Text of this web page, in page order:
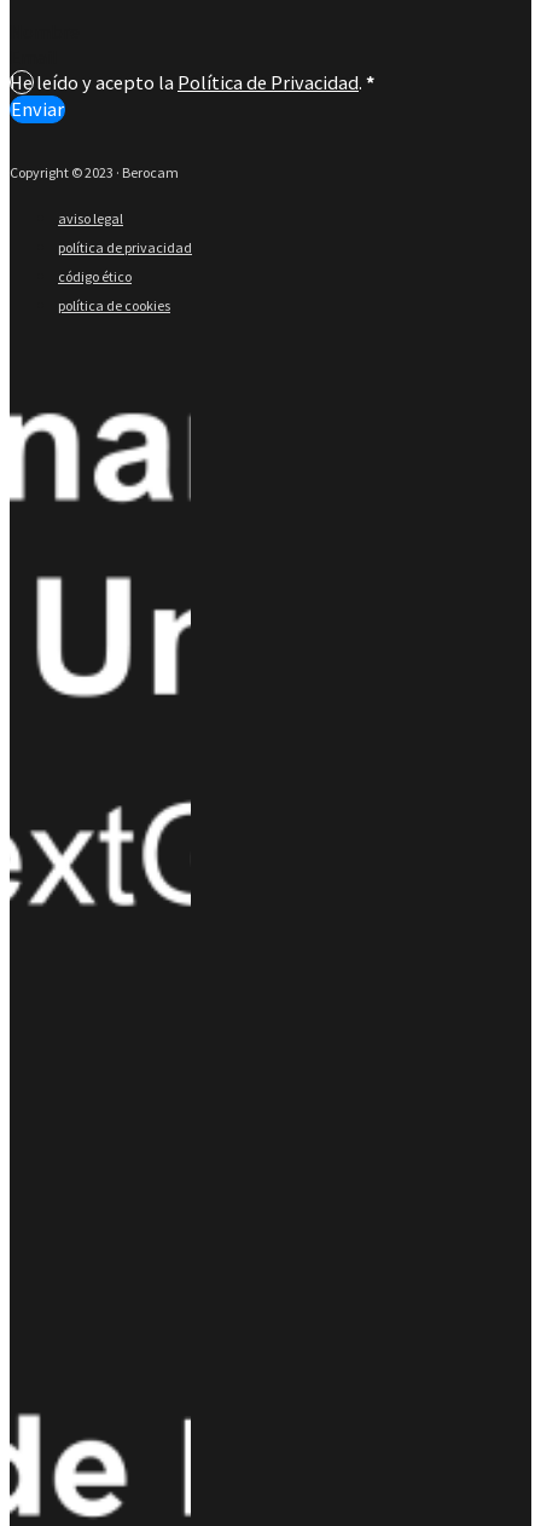
He leído y acepto la Política de Privacidad. *
Enviar
Copyright © 2023 · Berocam
aviso legal
política de privacidad
código ético
política de cookies